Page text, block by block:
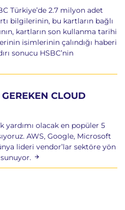
Türkiye’de 2.7 milyon adet
bilgilerinin, bu kartların bağlı
kartların son kullanma tarihi
isimlerinin çalındığı haberi
sonucu HSBC’nin
CLOUD
yardımı olacak en popüler 5
AWS, Google, Microsoft
lideri vendor’lar sektöre yön